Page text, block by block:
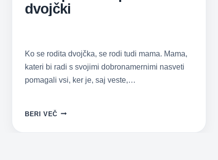
dvojčki
Ko se rodita dvojčka, se rodi tudi mama. Mama,
kateri bi radi s svojimi dobronamernimi nasveti
pomagali vsi, ker je, saj veste,…
BERI VEČ KAKO
PRVO